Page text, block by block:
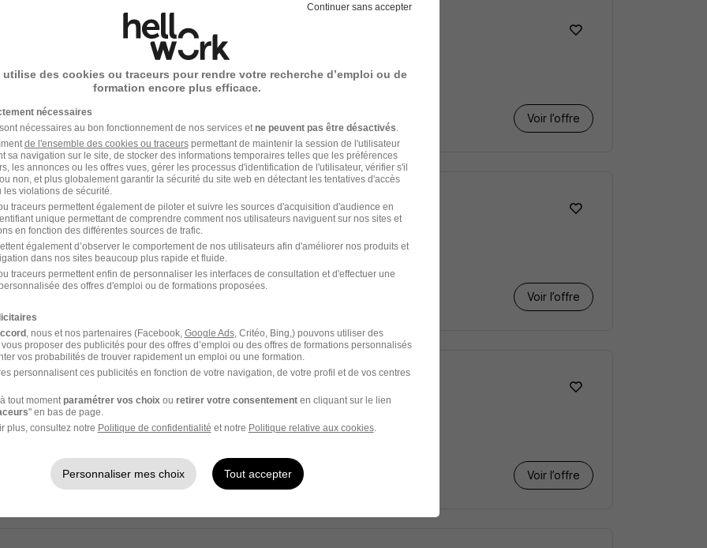
d'Emploi Employé Libre Service H/F
- 68 Intérim 12,31 € / heure Travail de jour + 1
Voir l’offre
jours
Multimedia H/F
Paris
- Mulhouse - 68 Intérim 13 € / heure
Voir l’offre
Multimedia H/F
Paris
Voir l’offre
Continuer sans accepter
utilise des cookies ou traceurs pour rendre votre recherche d’emploi ou de
formation encore plus efficace.
nécessaires
nécessaires au bon fonctionnement de nos services et ne peuvent pas être désactivés
de l'ensemble des cookies ou traceurspermettant de maintenir la session de l'utilisateur
sa navigation sur le site, de stocker des informations temporaires telles que les préférences
les annonces ou les offres vues, gérer les processus d'identification de l'utilisateur, vérifier s'il
non, et plus globalement garantir la sécurité du site web en détectant les tentatives d'accès
violations de sécurité.
traceurs permettent également de piloter et suivre les sources d'acquisition d'audience en
unique permettant de comprendre comment nos utilisateurs naviguent sur nos sites et
en fonction des différentes sources de trafic.
également d’observer le comportement de nos utilisateurs afin d'améliorer nos produits et
dans nos sites beaucoup plus rapide et fluide.
traceurs permettent enfin de personnaliser les interfaces de consultation et d'effectuer une
des offres d'emploi ou de formations proposées.
, nous et nos partenaires (Facebook, Google Ads, Critéo, Bing,) pouvons utiliser des
proposer des publicités pour des offres d’emploi ou des offres de formations personnalisés
vos probabilités de trouver rapidement un emploi ou une formation.
personnalisent ces publicités en fonction de votre navigation, de votre profil et de vos centres
tout moment paramétrer vos choix ou retirer votre consentementen cliquant sur le lien
" en bas de page.
plus, consultez notre Politique de confidentialité et notre Politique relative aux cookies.
Personnaliser mes choix Tout accepter